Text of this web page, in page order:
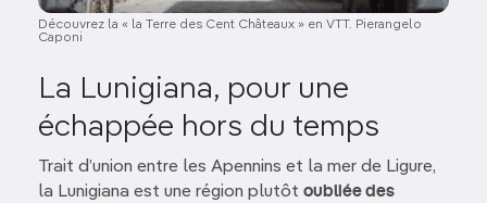
Découvrez la « la Terre des Cent Châteaux » en VTT. Pierangelo
Caponi
La Lunigiana, pour une
échappée hors du temps
Trait d’union entre les Apennins et la mer de Ligure,
la Lunigiana est une région plutôt oubliée des